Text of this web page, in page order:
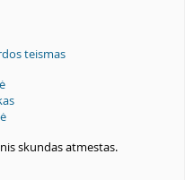
teismas
skundas atmestas.